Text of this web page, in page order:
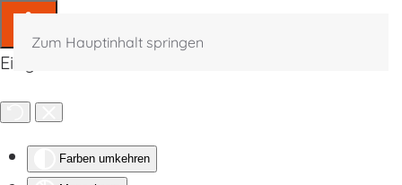
Eingabehilfen öffnen
Farben umkehren
Zum Hauptinhalt springen